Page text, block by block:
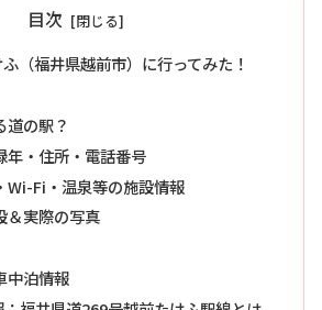
目次
（福井県越前市）に行ってみた！
道の駅？
年・住所・電話番号
Wi-Fi・温泉等の施設情報
＆実際の写真
中泊情報